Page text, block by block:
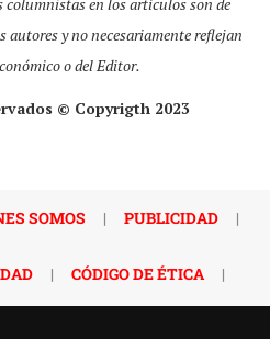
autores y no necesariamente reflejan
o del Editor.
© Copyrigth 2023
SOMOS | PUBLICIDAD |
| CÓDIGO DE ÉTICA |